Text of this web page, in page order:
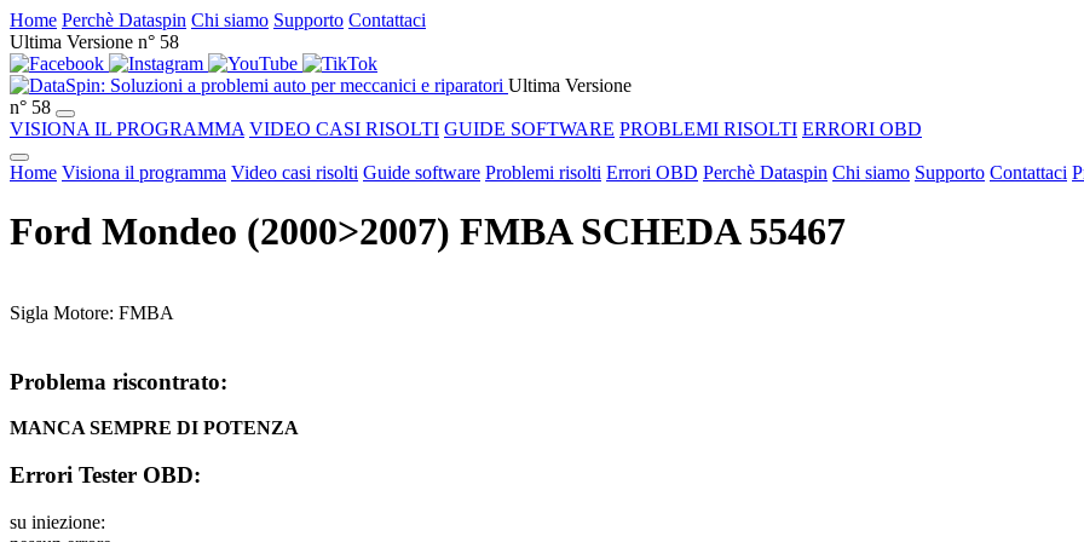
Home Perchè Dataspin Chi siamo Supporto Contattaci
Ultima Versione n° 58
Ultima Versione
n° 58
VISIONA IL PROGRAMMA VIDEO CASI RISOLTI GUIDE SOFTWARE PROBLEMI RISOLTI ERRORI OBD
Home Visiona il programma Video casi risolti Guide software Problemi risolti Errori OBD Perchè Dataspin Chi siamo Supporto Contattaci
Ford Mondeo (2000>2007) FMBA SCHEDA 55467
Sigla Motore: FMBA
Problema riscontrato:
MANCA SEMPRE DI POTENZA
Errori Tester OBD:
su iniezione: